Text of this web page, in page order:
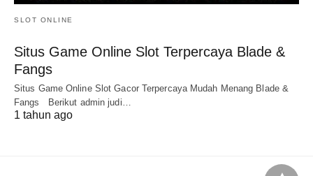
SLOT ONLINE
Situs Game Online Slot Terpercaya Blade &
Fangs
Situs Game Online Slot Gacor Terpercaya Mudah Menang Blade &
Fangs Berikut admin judi…
1 tahun ago